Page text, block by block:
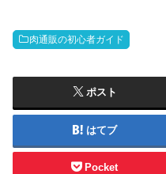
肉通販の初心者ガイド
ポスト
はてブ
Pocket